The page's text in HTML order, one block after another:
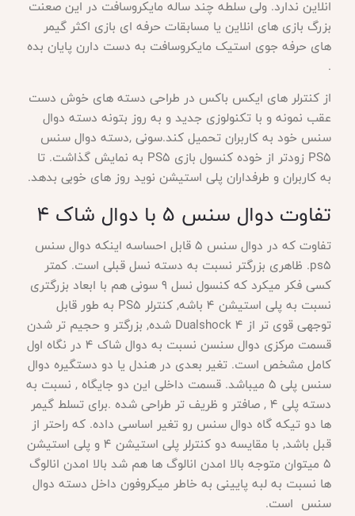
انلاین ندارد. ولی سلطه چند ساله مایکروسافت در این صعنت
بزرگ بازی های انلاین یا مسابقات حرفه ای بازی اکثر گیمر
های حرفه جوی استیک مایکروسافت به دست دارن پایان بده
.
از کنترلر های ایکس باکس در طراحی دسته های خوش دست
عقب نمونه و با تکنولوزی جدید و به روز بتونه دسته دوال
سنس خود به کاربران تحمیل کند.سونی ,دسته دوال سنس
PS5 زودتر از خوده کنسول بازی PS5 به نمایش گذاشت. تا
به کاربران و طرفداران پلی استیشن نوید روز های خوبی بدهد.
تفاوت دوال سنس 5 با دوال شاک 4
تفاوت که در دوال سنس 5 قابل احساسه اینکه دوال سنس
ps5. ظاهری بزرگتر نسبت به دسته نسل قبلی است. کمتر
کسی فکر میکرد که کنسول نسل 9 سونی هم با ابعاد بزرگتری
نسبت به پلی استیشن 4 باشه, کنترلر PS5 به طور قابل
توجهی قوی تر از Dualshock 4 شده, بزرگتر و حجیم تر شدن
قسمت مرکزی دوال سنسن نسبت به دوال شاک 4 در نگاه اول
کامل مشخص است. تغیر بعدی در هندل یا دو دستگیره دوال
سنس پلی 5 میباشد. قسمت داخلی این دو جایگاه , نسبت به
دسته پلی 4 , صافتر و ظریف تر طراحی شده .برای تسلط گیمر
ها دو تیکه گاه دوال سنس رو تغیر اساسی داده. که راحتر از
قبل باشد, با مقایسه دو کنترلر پلی استیشن 4 و پلی استیشن
5 میتوان متوجه بالا امدن انالوگ ها هم شد بالا امدن انالوگ
ها نسبت به لبه پایینی به خاطر میکروفون داخل دسته دوال
سنس است.